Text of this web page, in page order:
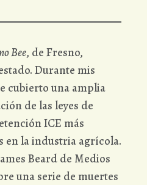
Bee, de Fresno,
Durante mis
cubierto una amplia
de las leyes de
ICE más
en la industria agrícola.
Beard de Medios
una serie de muertes